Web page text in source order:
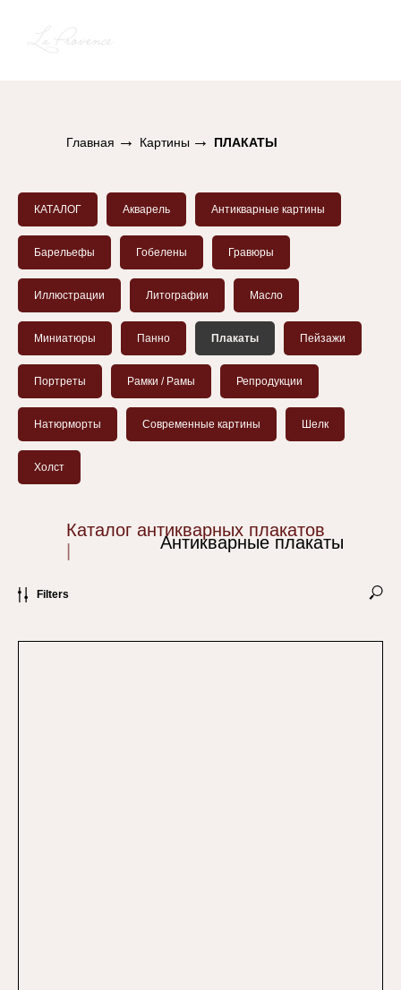
Главная Картины ПЛАКАТЫ
→ →
КАТАЛОГ Акварель Антикварные картины
Барельефы Гобелены Гравюры
Иллюстрации Литографии Масло
Миниатюры Панно Плакаты Пейзажи
Портреты Рамки / Рамы Репродукции
Натюрморты Современные картины Шелк
Холст
Антикварные плакаты
Каталог антикварных плакатов
Filters